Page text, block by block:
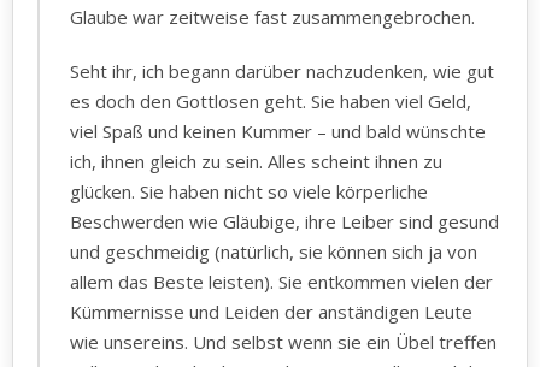
Glaube war zeitweise fast zusammengebrochen.
Seht ihr, ich begann darüber nachzudenken, wie gut
es doch den Gottlosen geht. Sie haben viel Geld,
viel Spaß und keinen Kummer – und bald wünschte
ich, ihnen gleich zu sein. Alles scheint ihnen zu
glücken. Sie haben nicht so viele körperliche
Beschwerden wie Gläubige, ihre Leiber sind gesund
und geschmeidig (natürlich, sie können sich ja von
allem das Beste leisten). Sie entkommen vielen der
Kümmernisse und Leiden der anständigen Leute
wie unsereins. Und selbst wenn sie ein Übel treffen